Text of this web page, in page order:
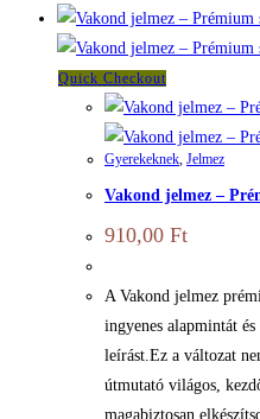
Quick Checkout
Gyerekeknek, Jelmez
Vakond jelmez –
910,00 Ft
A Vakond jelmez
ingyenes alapmintát
leírást.Ez a változat
útmutató világos,
magabiztosan